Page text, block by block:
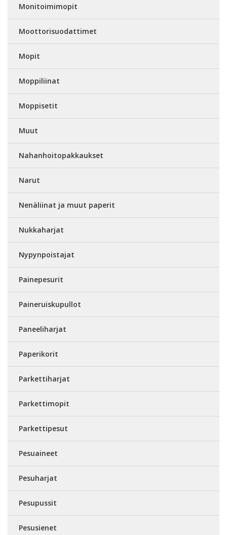
Monitoimimopit
Moottorisuodattimet
Mopit
Moppiliinat
Moppisetit
Muut
Nahanhoitopakkaukset
Narut
Nenäliinat ja muut paperit
Nukkaharjat
Nypynpoistajat
Painepesurit
Paineruiskupullot
Paneeliharjat
Paperikorit
Parkettiharjat
Parkettimopit
Parkettipesut
Pesuaineet
Pesuharjat
Pesupussit
Pesusienet